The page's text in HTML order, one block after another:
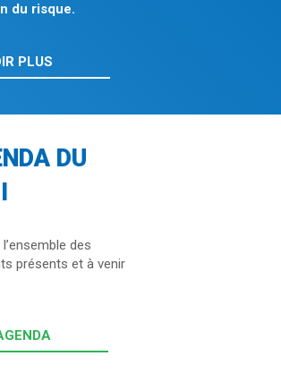
du risque.
PLUS
DU
des
présents et à venir